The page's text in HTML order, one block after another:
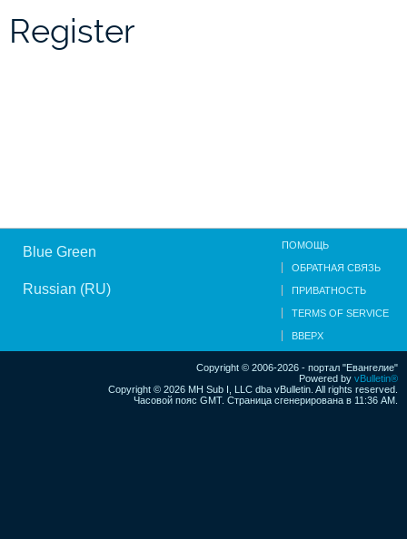
Register
Blue Green
Russian (RU)
ПОМОЩЬ
ОБРАТНАЯ СВЯЗЬ
ПРИВАТНОСТЬ
TERMS OF SERVICE
ВВЕРХ
Copyright © 2006-2026 - портал "Евангелие"
Powered by vBulletin®
Copyright © 2026 MH Sub I, LLC dba vBulletin. All rights reserved.
Часовой пояс GMT. Страница сгенерирована в 11:36 AM.